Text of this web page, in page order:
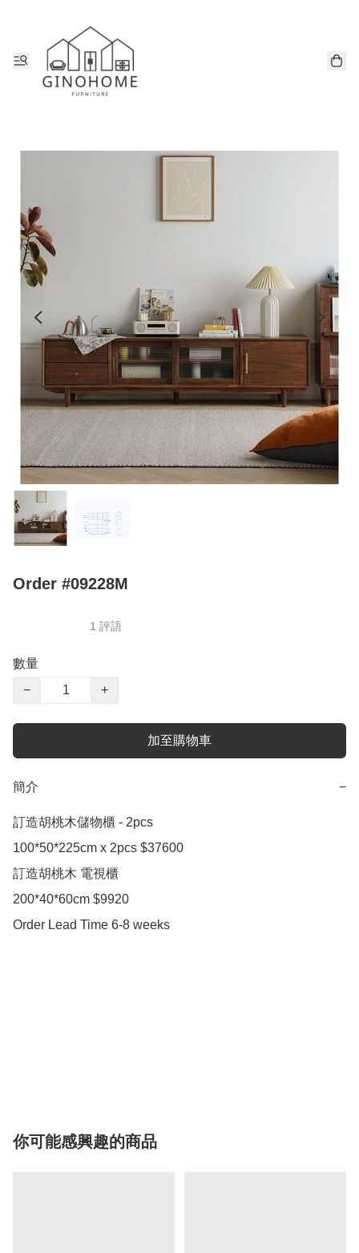
Order #09228M
1 評語
數量
−
+
加至購物車
簡介 −
訂造胡桃木儲物櫃 - 2pcs
100*50*225cm x 2pcs $37600
訂造胡桃木 電視櫃
200*40*60cm $9920
Order Lead Time 6-8 weeks
你可能感興趣的商品